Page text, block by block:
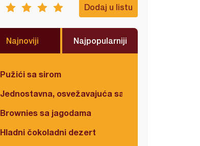
Dodaj u listu
Najnoviji Najpopularniji
Pužići sa sirom
Jednostavna, osvežavajuća salata
Brownies sa jagodama
Hladni čokoladni dezert